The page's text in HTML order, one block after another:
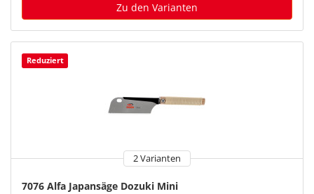
Zu den Varianten
Reduziert
2 Varianten
7076 Alfa Japansäge Dozuki Mini